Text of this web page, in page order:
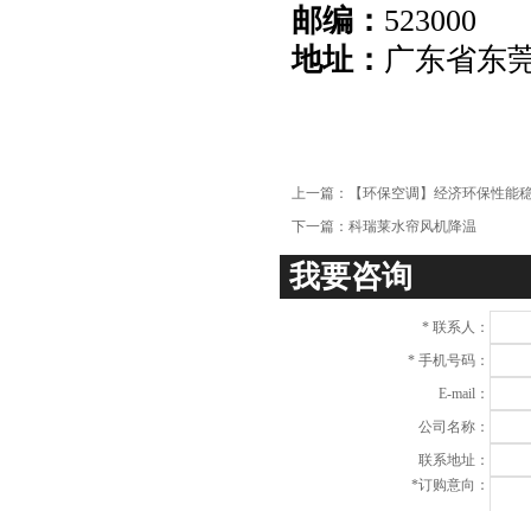
邮编： 523000
地址： 广东省东
上一篇：
【环保空调】经济环保性能
下一篇： 科瑞莱水帘风机降温
我要咨询
* 联系人：
* 手机号码：
E-mail：
公司名称：
联系地址：
*订购意向：